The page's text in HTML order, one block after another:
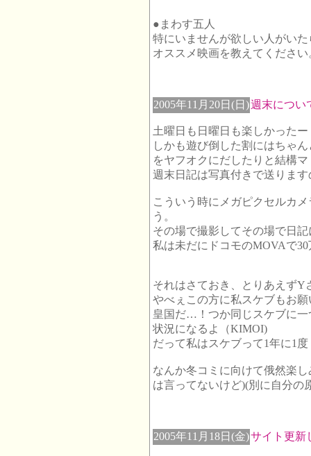
●まわす五人
特にいませんが欲しい人がい
オススメ映画を教えてください
2005年11月20日(日)週末につい
土曜日も日曜日も楽しかったー
しかも遊び倒した割にはちゃ
をヤフオクにだしたりと結構
週末日記は写真付きで送りま
こういう時にメガピクセルカ
う。
その場で撮影してその場で日
私は未だにドコモのMOVAで
それはさておき、とりあえずY
やべぇこの方に私スケブもお
皇国だ…！つか同じスケブに
状況になるよ（KIMOI)
だって私はスケブって1年に1
なんか冬コミに向けて俄然楽
は言ってないけど)(別に自分の
2005年11月18日(金)サイト更新